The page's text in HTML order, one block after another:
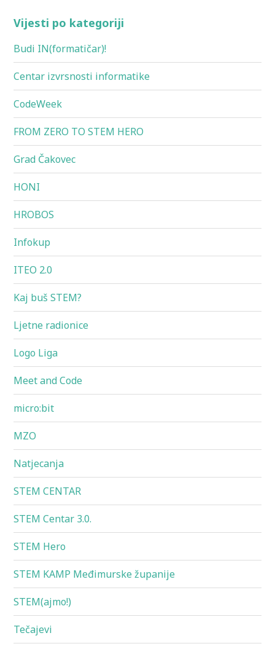
Vijesti po kategoriji
Budi IN(formatičar)!
Centar izvrsnosti informatike
CodeWeek
FROM ZERO TO STEM HERO
Grad Čakovec
HONI
HROBOS
Infokup
ITEO 2.0
Kaj buš STEM?
Ljetne radionice
Logo Liga
Meet and Code
micro:bit
MZO
Natjecanja
STEM CENTAR
STEM Centar 3.0.
STEM Hero
STEM KAMP Međimurske županije
STEM(ajmo!)
Tečajevi